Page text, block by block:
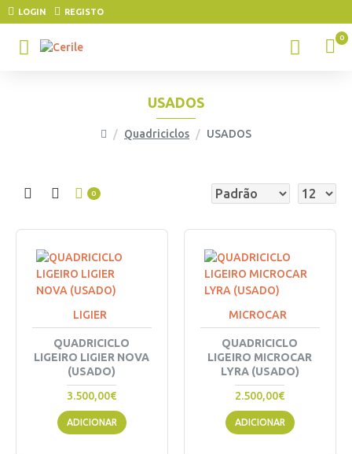
LOGIN REGISTO
0
Quadriciclos USADOS
USADOS
0
LIGIER
QUADRICICLO
LIGEIRO LIGIER NOVA
(USADO)
3.500,00€
ADICIONAR
MICROCAR
QUADRICICLO
LIGEIRO MICROCAR
LYRA (USADO)
2.500,00€
ADICIONAR